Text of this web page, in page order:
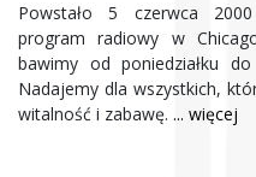
Powstało 5 czerwca
program radiowy w
bawimy od poniedziałku
Nadajemy dla wszystkich,
witalność i zabawę. ... więcej